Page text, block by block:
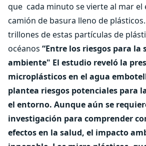
que cada minuto se vierte al mar el
camión de basura lleno de
trillones de estas partículas de
océanos “Entre los riesgos para la
ambiente" El estudio reveló la
microplásticos en el agua
plantea riesgos potenciales para
el entorno. Aunque aún se
investigación para comprender
efectos en la salud, el impacto